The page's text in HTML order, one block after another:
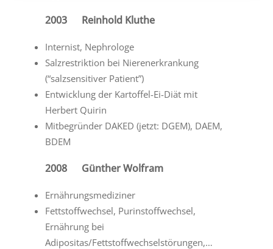
2003 Reinhold Kluthe
Internist, Nephrologe
Salzrestriktion bei Nierenerkrankung
(“salzsensitiver Patient”)
Entwicklung der Kartoffel-Ei-Diät mit
Herbert Quirin
Mitbegründer DAKED (jetzt: DGEM), DAEM,
BDEM
2008 Günther Wolfram
Ernährungsmediziner
Fettstoffwechsel, Purinstoffwechsel,
Ernährung bei
Adipositas/Fettstoffwechselstörungen,…